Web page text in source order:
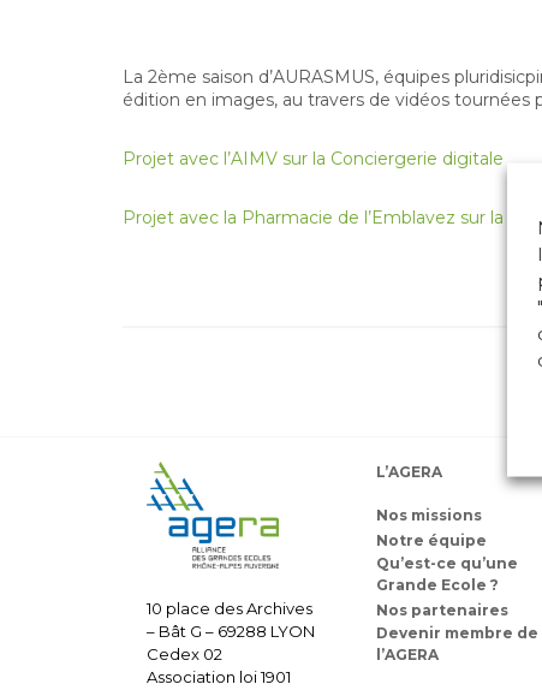
La 2ème saison d’AURASMUS, équipes
édition en images, au travers de vidéos
Projet avec l’AIMV sur la Conciergerie digitale
Projet avec la Pharmacie de l’Emblavez sur la
10 place des Archives
– Bât G – 69288 LYON
Cedex 02
Association loi 1901
L’AGERA
Nos missions
Notre équipe
Qu’est-ce qu’une
Grande Ecole ?
Nos partenaires
Devenir membre de
l’AGERA